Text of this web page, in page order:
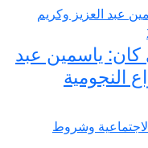
ياسمين عبد
النجومية